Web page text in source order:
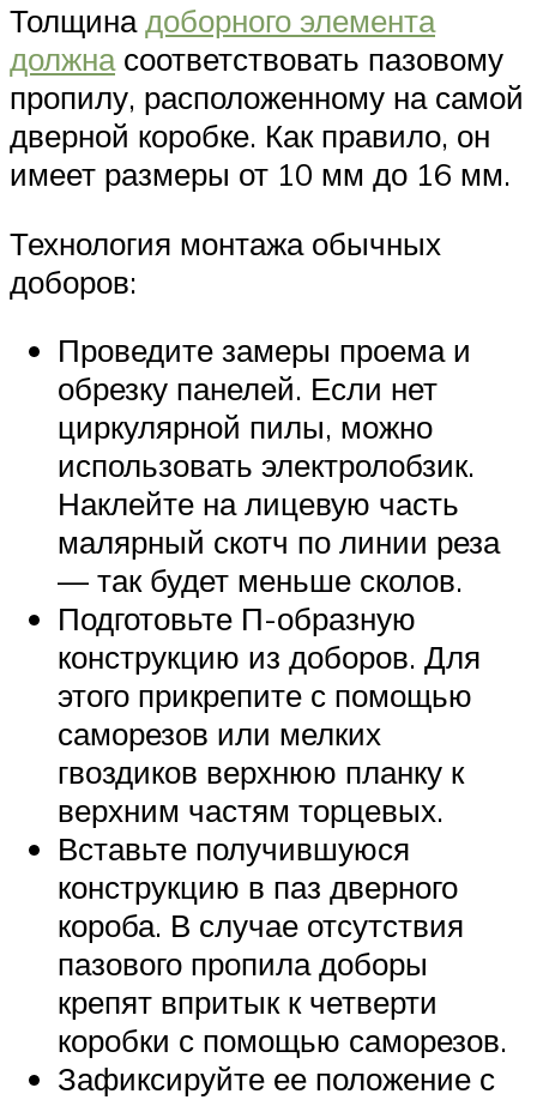
Толщинадоборного элемента
должнасоответствовать пазовому
пропилу, расположенному на самой
дверной коробке. Как правило, он
имеет размеры от 10 мм до 16 мм.
Технология монтажа обычных
доборов:
Проведите замеры проема и
обрезку панелей. Если нет
циркулярной пилы, можно
использовать электролобзик.
Наклейте на лицевую часть
малярный скотч по линии реза
— так будет меньше сколов.
Подготовьте П-образную
конструкцию из доборов. Для
этого прикрепите с помощью
саморезов или мелких
гвоздиков верхнюю планку к
верхним частям торцевых.
Вставьте получившуюся
конструкцию в паз дверного
короба. В случае отсутствия
пазового пропила доборы
крепят впритык к четверти
коробки с помощью саморезов.
Зафиксируйте ее положение с